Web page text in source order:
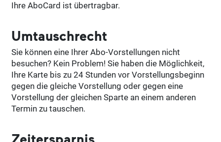
Ihre AboCard ist übertragbar.
Umtauschrecht
Sie können eine Ihrer Abo-Vorstellungen nicht
besuchen? Kein Problem! Sie haben die Möglichkeit,
Ihre Karte bis zu 24 Stunden vor Vorstellungsbeginn
gegen die gleiche Vorstellung oder gegen eine
Vorstellung der gleichen Sparte an einem anderen
Termin zu tauschen.